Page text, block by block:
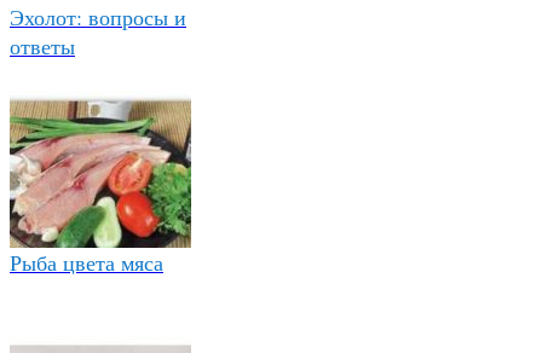
Эхолот: вопросы и
ответы
Рыба цвета мяса